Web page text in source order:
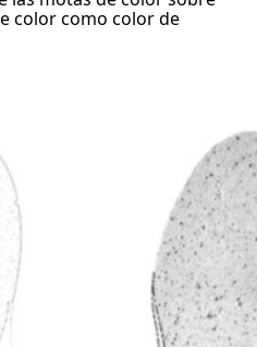
color como color de